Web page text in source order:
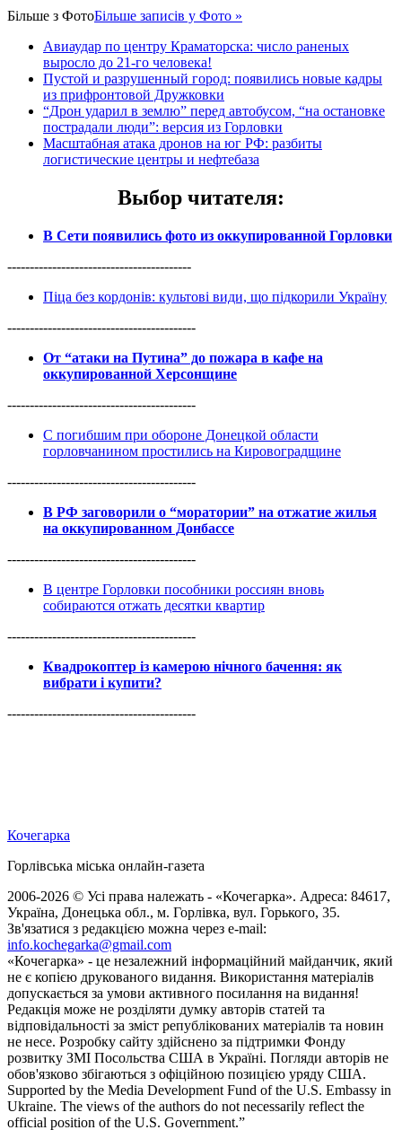
Більше з ФотоБільше записів у Фото »
Авиаудар по центру Краматорска: число раненых
выросло до 21-го человека!
Пустой и разрушенный город: появились новые кадры
из прифронтовой Дружковки
“Дрон ударил в землю” перед автобусом, “на остановке
пострадали люди”: версия из Горловки
Масштабная атака дронов на юг РФ: разбиты
логистические центры и нефтебаза
Выбор читателя:
В Сети появились фото из оккупированной Горловки
-----------------------------------------
Піца без кордонів: культові види, що підкорили Україну
------------------------------------------
От “атаки на Путина” до пожара в кафе на
оккупированной Херсонщине
------------------------------------------
С погибшим при обороне Донецкой области
горловчанином простились на Кировоградщине
------------------------------------------
В РФ заговорили о “моратории” на отжатие жилья
на оккупированном Донбассе
------------------------------------------
В центре Горловки пособники россиян вновь
собираются отжать десятки квартир
------------------------------------------
Квадрокоптер із камерою нічного бачення: як
вибрати і купити?
------------------------------------------
Кочегарка
Горлівська міська онлайн-газета
2006-2026 © Усі права належать - «Кочегарка». Адреса: 84617,
Україна, Донецька обл., м. Горлівка, вул. Горького, 35.
Зв'язатися з редакцією можна через e-mail:
info.kochegarka@gmail.com
«Кочегарка» - це незалежний інформаційний майданчик, який
не є копією друкованого видання. Використання матеріалів
допускається за умови активного посилання на видання!
Редакція може не розділяти думку авторів статей та
відповідальності за зміст републікованих матеріалів та новин
не несе. Розробку сайту здійснено за підтримки Фонду
розвитку ЗМІ Посольства США в Україні. Погляди авторів не
обов'язково збігаються з офіційною позицією уряду США.
Supported by the Media Development Fund of the U.S. Embassy in
Ukraine. The views of the authors do not necessarily reflect the
official position of the U.S. Government.”